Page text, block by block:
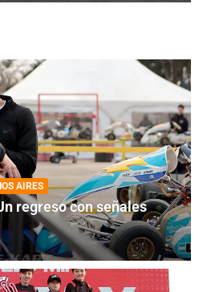
AIRES
regreso con señales